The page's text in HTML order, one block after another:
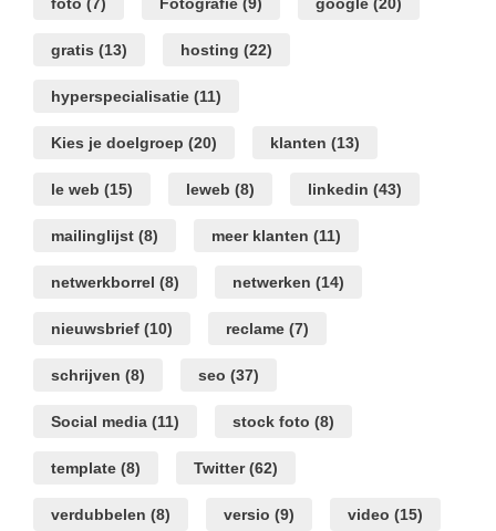
gratis (13) hosting (22)
hyperspecialisatie (11)
Kies je doelgroep (20) klanten (13)
le web (15) leweb (8) linkedin (43)
mailinglijst (8) meer klanten (11)
netwerkborrel (8) netwerken (14)
nieuwsbrief (10) reclame (7)
schrijven (8) seo (37)
Social media (11) stock foto (8)
template (8) Twitter(62)
verdubbelen (8) versio (9) video (15)